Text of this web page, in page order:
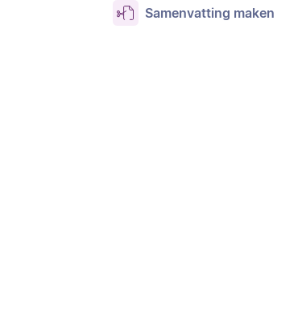
Samenvatting maken